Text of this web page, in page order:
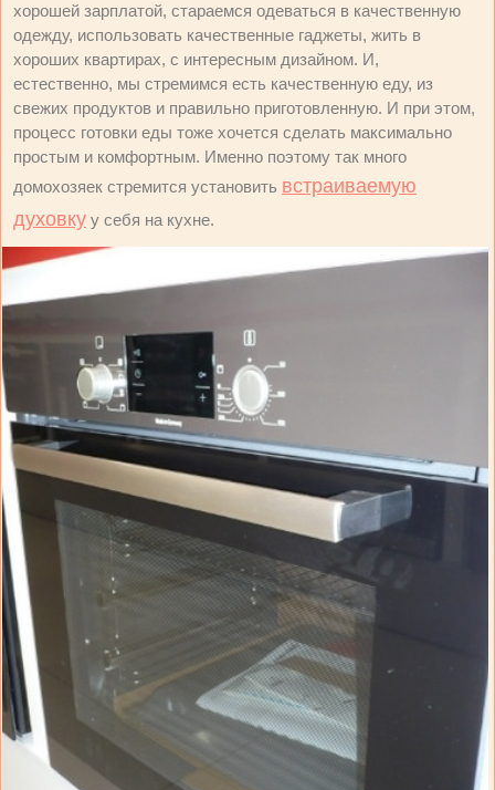
хорошей зарплатой, стараемся одеваться в качественную
одежду, использовать качественные гаджеты, жить в
хороших квартирах, с интересным дизайном. И,
естественно, мы стремимся есть качественную еду, из
свежих продуктов и правильно приготовленную. И при этом,
процесс готовки еды тоже хочется сделать максимально
простым и комфортным. Именно поэтому так много
домохозяек стремится установить встраиваемую
духовку у себя на кухне.